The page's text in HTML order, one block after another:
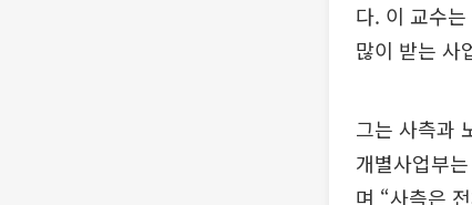
다. 이 교수
많이 받는 사
그는 사측과
개별사업부
며 “사측은